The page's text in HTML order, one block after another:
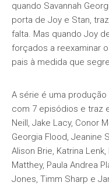
quando Savannah
porta de Joy e Stan,
falta. Mas quando Joy
forçados a reexaminar
pais à medida que
A série é uma produção
com 7 episódios e traz
Neill, Jake Lacy, Conor
Georgia Flood, Jeanine
Alison Brie, Katrina
Matthey, Paula Andrea
Jones, Timm Sharp e